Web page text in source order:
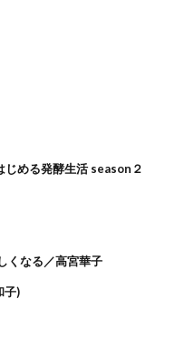
じめる発酵生活 season２
くなる／高宮華子
子)